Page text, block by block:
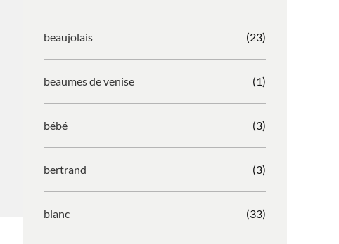
beaujolais (23)
beaumes de venise (1)
bébé (3)
bertrand (3)
blanc (33)